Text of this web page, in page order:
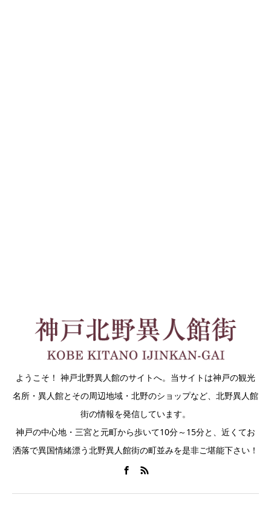
ようこそ！ 神戸北野異人館のサイトへ。当サイトは神戸の観光
名所・異人館とその周辺地域・北野のショップなど、北野異人館
街の情報を発信しています。
神戸の中心地・三宮と元町から歩いて10分～15分と、近くてお
洒落で異国情緒漂う北野異人館街の町並みを是非ご堪能下さい！